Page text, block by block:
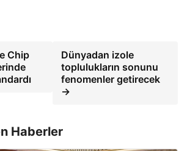
Chip
Dünyadan izole
toplulukların sonunu
fenomenler getirecek
→
Haberler